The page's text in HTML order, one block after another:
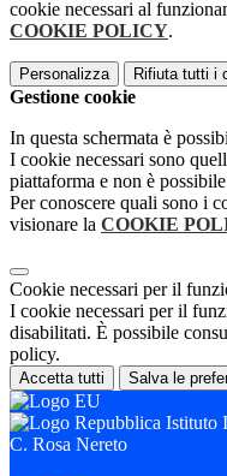
cookie necessari al
COOKIE POLICY.
Personalizza Rifiuta tutti i
Gestione cookie
In questa schermata è
I cookie necessari sono
piattaforma e non è
Per conoscere quali sono i
visionare la COOKIE
Cookie necessari per il
I cookie necessari per il
disabilitati. È possibile
policy.
Accetta tutti Salva le
Istituto
C. Rosa Nereto